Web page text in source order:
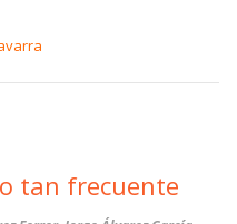
tan frecuente